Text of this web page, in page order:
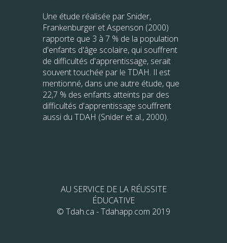
Une étude réalisée par Snider,
Frankenburger et Aspenson (2000)
rapporte que 3 à 7 % de la population
d'enfants d'âge scolaire, qui souffrent
de difficultés d'apprentissage, serait
souvent touchée par le TDAH. Il est
mentionné, dans une autre étude, que
22,7 % des enfants atteints par des
difficultés d'apprentissage souffrent
aussi du TDAH (Snider et al., 2000).
AU SERVICE DE LA RÉUSSITE
ÉDUCATIVE
© Tdah.ca - Tdahapp.com 2019